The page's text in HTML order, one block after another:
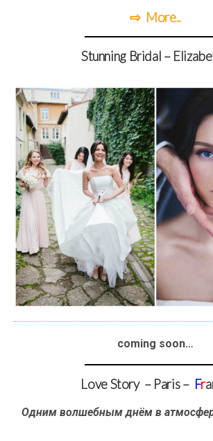
⇨ More..
Stunning Bridal –
coming soon…
Love Story – Paris – Fr
Одним волшебным днём в